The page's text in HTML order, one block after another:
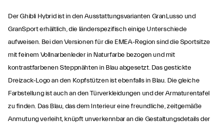
Der Ghibli Hybrid ist in den Ausstattungsvarianten GranLusso und
GranSport erhältlich, die länderspezifisch einige Unterschiede
aufweisen. Bei den Versionen für die EMEA-Region sind die Sportsitze
mit feinem Vollnarbenleder in Naturfarbe bezogen und mit
kontrastfarbenen Steppnähten in Blau abgesetzt. Das gestickte
Dreizack-Logo an den Kopfstützen ist ebenfalls in Blau. Die gleiche
Farbstellung ist auch an den Türverkleidungen und der Armaturentafel
zu finden. Das Blau, das dem Interieur eine freundliche, zeitgemäße
Anmutung verleiht, knüpft unverkennbar an die Gestaltungsdetails der